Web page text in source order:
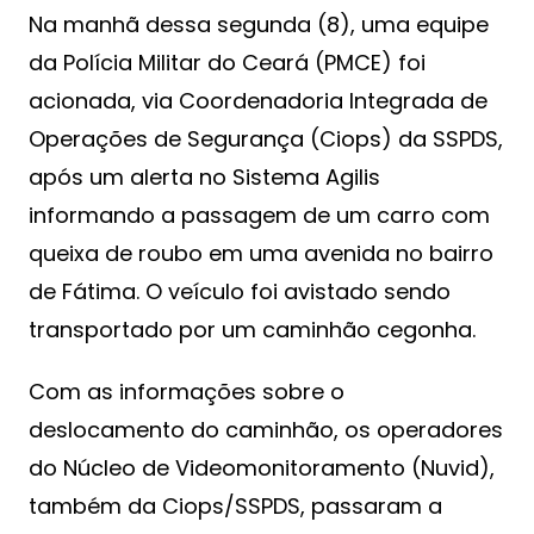
Na manhã dessa segunda (8), uma equipe
da Polícia Militar do Ceará (PMCE) foi
acionada, via Coordenadoria Integrada de
Operações de Segurança (Ciops) da SSPDS,
após um alerta no Sistema Agilis
informando a passagem de um carro com
queixa de roubo em uma avenida no bairro
de Fátima. O veículo foi avistado sendo
transportado por um caminhão cegonha.
Com as informações sobre o
deslocamento do caminhão, os operadores
do Núcleo de Videomonitoramento (Nuvid),
também da Ciops/SSPDS, passaram a